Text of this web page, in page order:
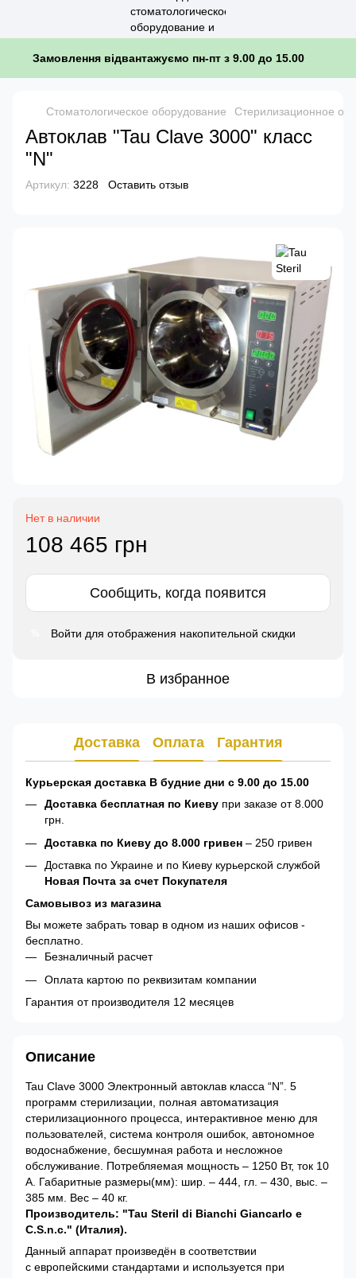
Замовлення відвантажуємо пн-пт з 9.00 до 15.00
Стоматологическое оборудование Стерилизационное
Автоклав "Tau Clave 3000" класс
"N"
Артикул: 3228 Оставить отзыв
Нет в наличии
108 465 грн
Сообщить, когда появится
Войти для отображения накопительной скидки
В избранное
Доставка Оплата Гарантия
Курьерская доставка В будние дни с 9.00 до 15.00
Доставка бесплатная по Киеву при заказе от 8.000
грн.
Доставка по Киеву до 8.000 гривен – 250 гривен
Доставка по Украине и по Киеву курьерской службой
Новая Почта за счет Покупателя
Самовывоз из магазина
Вы можете забрать товар в одном из наших офисов -
бесплатно.
Безналичный расчет
Оплата картою по реквизитам компании
Гарантия от производителя 12 месяцев
Описание
Tau Clave 3000 Электронный автоклав класса “N”. 5
программ стерилизации, полная автоматизация
стерилизационного процесса, интерактивное меню для
пользователей, система контроля ошибок, автономное
водоснабжение, бесшумная работа и несложное
обслуживание. Потребляемая мощность – 1250 Вт, ток 10
А. Габаритные размеры(мм): шир. – 444, гл. – 430, выс. –
385 мм. Вес – 40 кг.
Производитель: "Tau Steril di Bianchi Giancarlo e
C.S.n.c." (Италия).
Данный аппарат произведён в соответствии
с европейскими стандартами и используется при